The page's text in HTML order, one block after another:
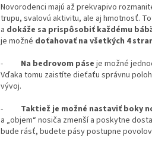
Novorodenci majú až prekvapivo
trupu, svalovú aktivitu, ale aj hmotnosť.
a dokáže sa prispôsobiť každému
je možné doťahovať na všetkých 4
- Na bedrovom páse je možné
Vďaka tomu zaistíte dieťaťu správnu
vývoj.
- Taktiež je možné nastaviť boky
a „objem“ nosiča zmenší a poskytne
bude rásť, budete pásy postupne